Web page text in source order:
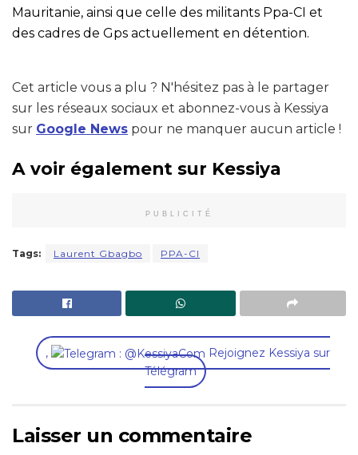
Mauritanie, ainsi que celle des militants Ppa-CI et
des cadres de Gps actuellement en détention.
Cet article vous a plu ? N'hésitez pas à le partager
sur les réseaux sociaux et abonnez-vous à Kessiya
sur Google News pour ne manquer aucun article !
A voir également sur Kessiya
PUBLICITÉ
Tags: Laurent Gbagbo PPA-CI
,
Rejoignez Kessiya sur
Télégram
Laisser un commentaire